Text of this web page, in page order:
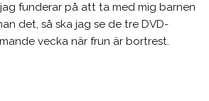
funderar på att ta med mig barnen
det, så ska jag se de tre DVD-
vecka när frun är bortrest.